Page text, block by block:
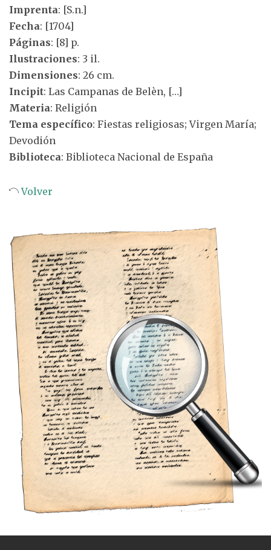
Imprenta: [S.n.]
Fecha: [1704]
Páginas: [8] p.
Ilustraciones: 3 il.
Dimensiones: 26 cm.
Incipit: Las Campanas de Belèn, […]
Materia: Religión
Tema específico: Fiestas religiosas; Virgen María;
Devodión
Biblioteca: Biblioteca Nacional de España
Volver